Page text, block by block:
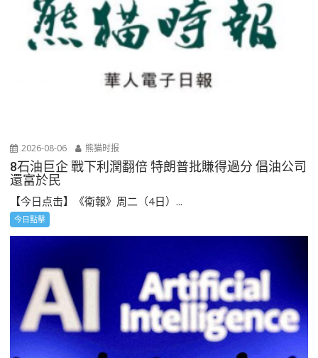
2026-08-06 熊猫时报
8石油巨企 戰下利潤翻倍 特朗普批賺得過分 倡油公司
還富於民
【今日点击】《衛報》周二（4日）...
今日點擊